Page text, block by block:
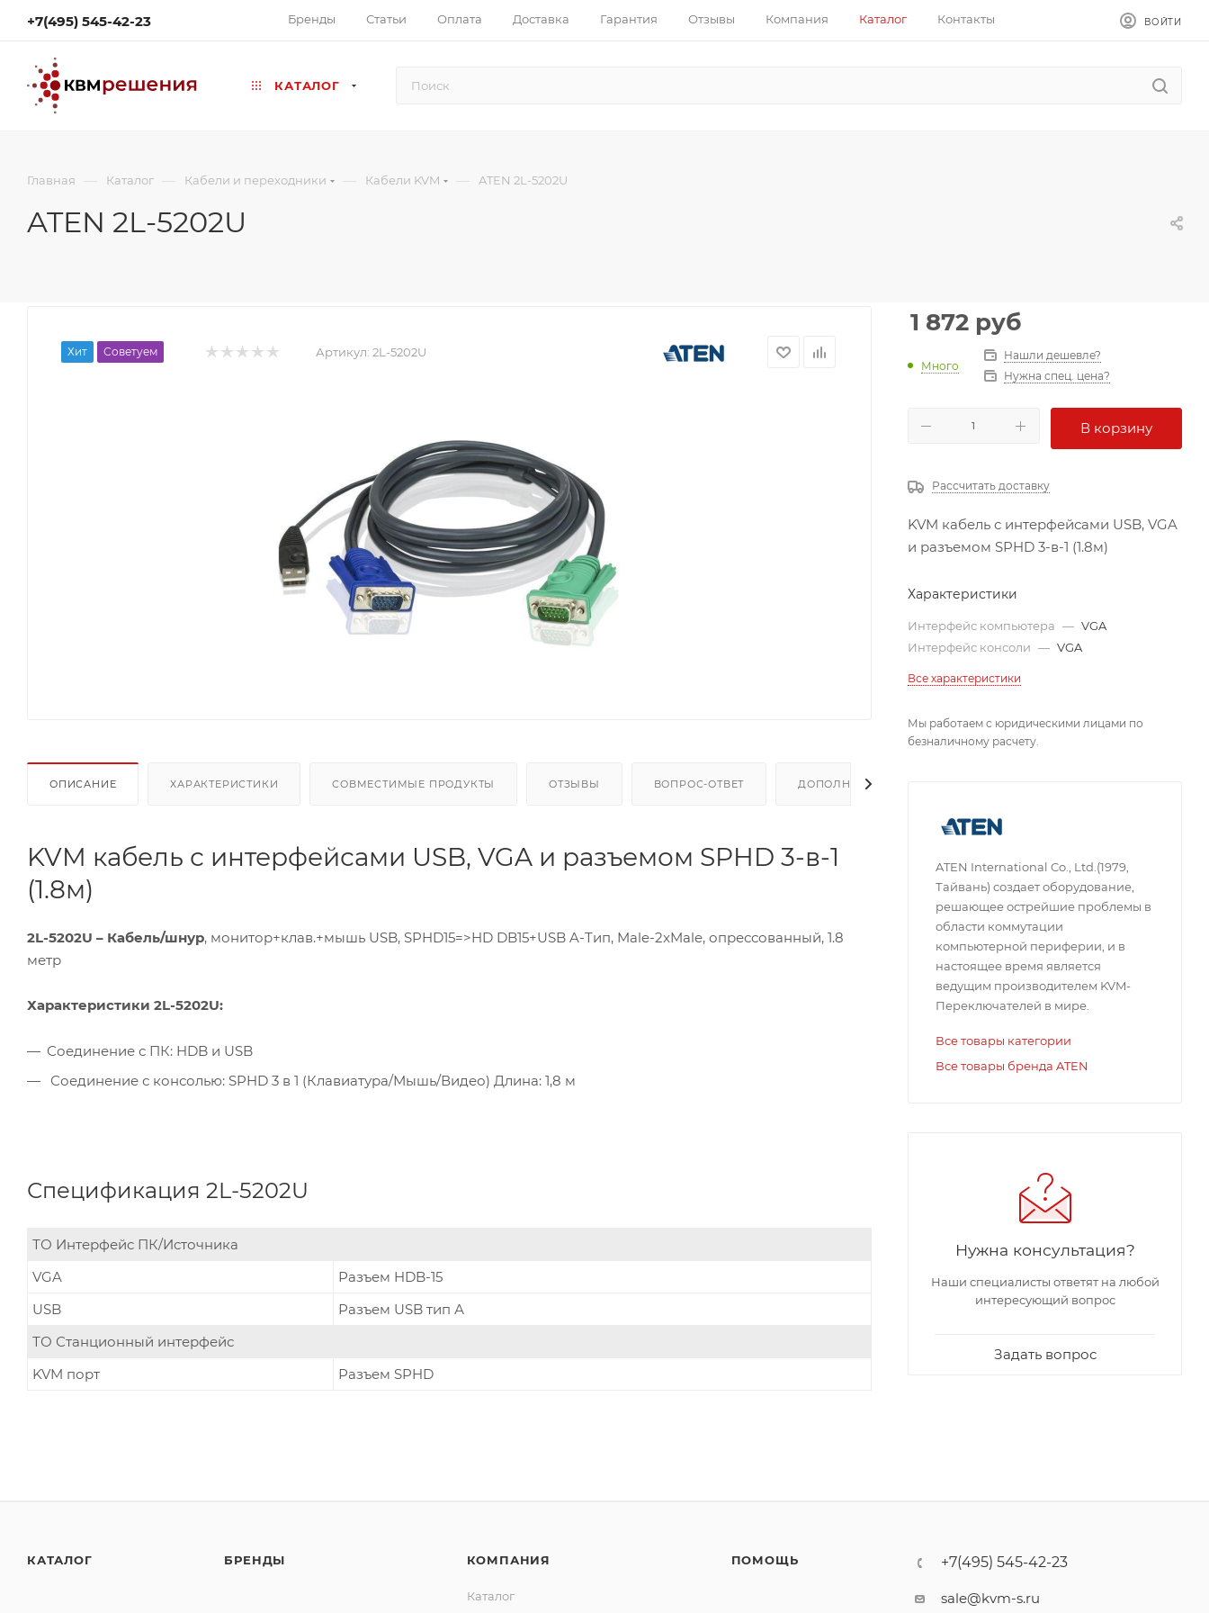
+7(495) 545-42-23 Бренды Статьи Оплата Доставка Гарантия Отзывы Компания Каталог Контакты ВОЙТИ
КАТАЛОГ
Главная — Каталог — Кабели и переходники — Кабели KVM — ATEN 2L-5202U
ATEN 2L-5202U
Хит Советуем Артикул: 2L-5202U
ОПИСАНИЕ ХАРАКТЕРИСТИКИ СОВМЕСТИМЫЕ ПРОДУКТЫ ОТЗЫВЫ ВОПРОС-ОТВЕТ ДОПОЛНИТЕЛЬНО
KVM кабель с интерфейсами USB, VGA и разъемом SPHD 3-в-1
(1.8м)
2L-5202U – Кабель/шнур, монитор+клав.+мышь USB, SPHD15=>HD DB15+USB A-Тип, Male-2xMale, опрессованный, 1.8
метр
Характеристики 2L-5202U:
Соединение с ПК: HDB и USB
Соединение с консолью: SPHD 3 в 1 (Клавиатура/Мышь/Видео) Длина: 1,8 м
Спецификация 2L-5202U
ТО Интерфейс ПК/Источника
VGA
Разъем HDB-15
USB
Разъем USB тип А
ТО Станционный интерфейс
KVM порт
Разъем SPHD
1 872 руб
Много
Нашли дешевле?
Нужна спец. цена?
В корзину
Рассчитать доставку
KVM кабель с интерфейсами USB, VGA
и разъемом SPHD 3-в-1 (1.8м)
Характеристики
Интерфейс компьютера — VGA
Интерфейс консоли — VGA
Все характеристики
Мы работаем с юридическими лицами по
безналичному расчету.
ATEN International Co., Ltd.(1979,
Тайвань) создает оборудование,
решающее острейшие проблемы в
области коммутации
компьютерной периферии, и в
настоящее время является
ведущим производителем KVM-
Переключателей в мире.
Все товары категории
Все товары бренда ATEN
Нужна консультация?
Наши специалисты ответят на любой
интересующий вопрос
Задать вопрос
КАТАЛОГ БРЕНДЫ КОМПАНИЯ
Каталог
ПОМОЩЬ +7(495) 545-42-23
sale@kvm-s.ru